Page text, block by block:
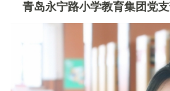
青岛永宁路小学教育集团党